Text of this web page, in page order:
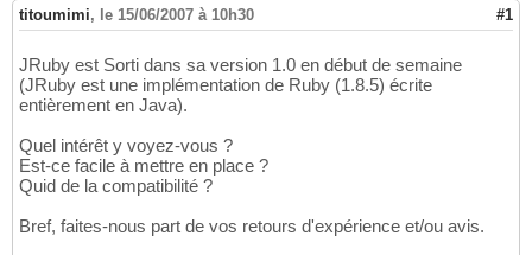
titoumimi, le 15/06/2007 à 10h30 #1
JRuby est Sorti dans sa version 1.0 en début de semaine
(JRuby est une implémentation de Ruby (1.8.5) écrite
entièrement en Java).
Quel intérêt y voyez-vous ?
Est-ce facile à mettre en place ?
Quid de la compatibilité ?
Bref, faites-nous part de vos retours d'expérience et/ou avis.